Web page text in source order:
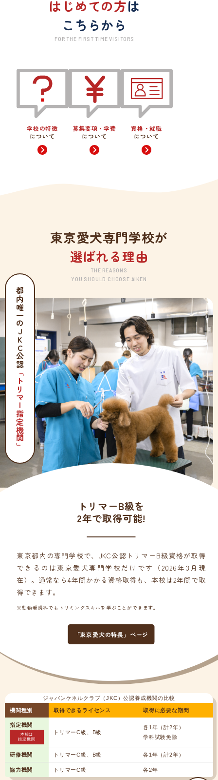
はじめての方は
こちらから
FOR THE FIRST TIME VISITORS
学校の特徴
について
募集要項・学費
について
資格・就職
について
東京愛犬専門学校が
選ばれる理由
THE REASONS
YOU SHOULD CHOOSE AIKEN
都内唯一のJKC公認
「トリマー指定機関」
トリマーB級を
2年で取得可能!
東京都内の専門学校で、JKC公認トリマーB級資格が取得
できるのは東京愛犬専門学校だけです（2026年3月現
在）。通常なら4年間かかる資格取得も、本校は2年間で取
得できます。
※動物看護科でもトリミングスキルを学ぶことができます。
「東京愛犬の特長」ページ
ジャパンケネルクラブ（JKC）公認養成機関の比較
機関種別 取得できるライセンス 取得に必要な期間
指定機関
本校は
指定機関
トリマーC級、B級
各1年（計2年）
学科試験免除
研修機関 トリマーC級、B級 各1年（計2年）
協力機関 トリマーC級 各2年